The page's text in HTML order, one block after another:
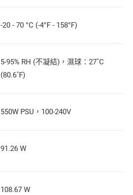
-20 - 70 °C (-4°F - 158°F)
5-95% RH (不凝結)，濕球：27˚C
(80.6˚F)
550W PSU，100-240V
91.26 W
108.67 W